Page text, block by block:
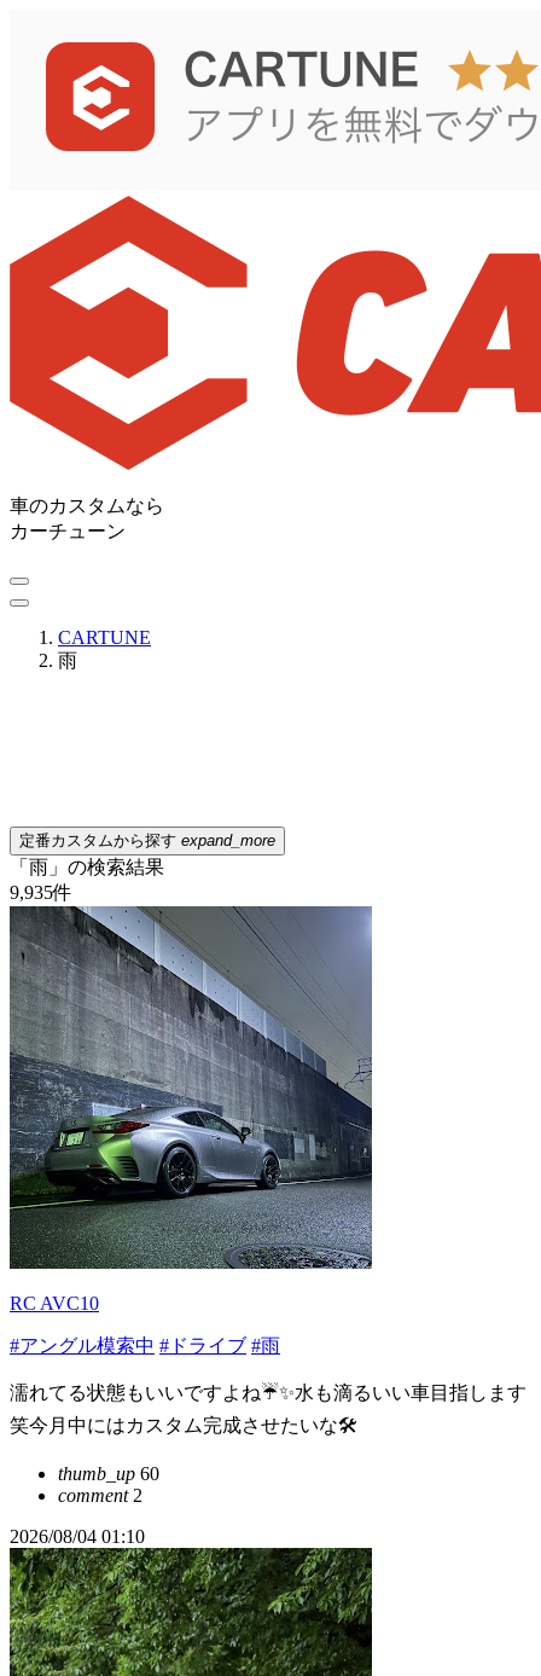
車のカスタムなら
カーチューン
CARTUNE
雨
定番カスタムから探す expand_more
「雨」の検索結果
9,935件
RC AVC10
#アングル模索中 #ドライブ #雨
濡れてる状態もいいですよね☔️✨水も滴るいい車目指します
笑今月中にはカスタム完成させたいな🛠️
thumb_up 60
comment2
2026/08/04 01:10